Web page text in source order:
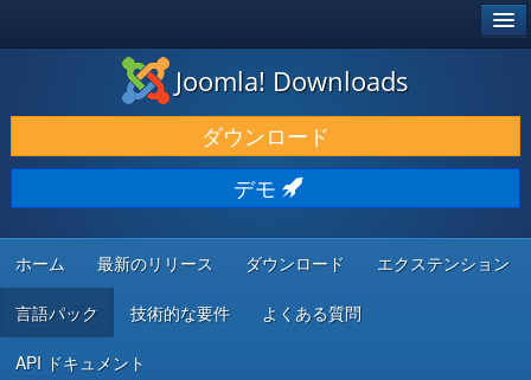
ダウンロードと機能拡張
発見と学び
コミュニティとサポート
開発者向けリソース
Joomla! Downloads
ダウンロード
デモ
ホーム 最新のリリース ダウンロード エクステンション
言語パック 技術的な要件 よくある質問
API ドキュメント